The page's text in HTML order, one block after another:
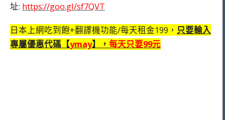
址: https://goo.gl/sf7QVT
日本上網吃到飽+翻譯機功能/每天租金199， 只要輸入
專屬優惠代碼【ymay】， 每天只要99元